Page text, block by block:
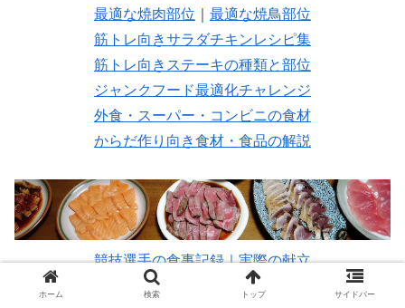
最適な焼肉部位
最適な焼鳥部位
筋トレ向きサラダチキンレシピ集
筋トレ向きステーキの種類と部位
ジャンクフード最適化チャレンジ
外食・スーパー・コンビニの食材
からだ作り向き食材・食品の解説
競技選手の食事記録｜実際の献立
ホーム 検索 トップ サイドバー